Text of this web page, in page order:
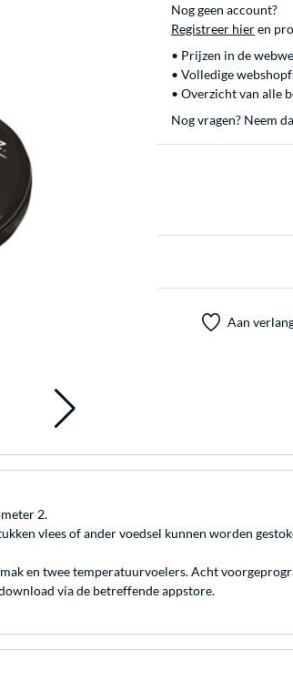
Nog geen account?
Registreer hieren
• Prijzen in de
• Volledige
• Overzicht van alle
Nog vragen? Neem
Aan
2.
vlees of ander voedsel kunnen worden
en twee temperatuurvoelers. Acht
via de betreffende appstore.